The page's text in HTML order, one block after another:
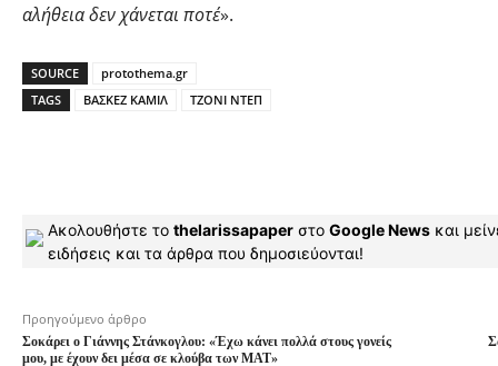
αλήθεια δεν χάνεται ποτέ».
SOURCE
protothema.gr
TAGS
ΒΑΣΚΕΖ ΚΑΜΙΛ ΤΖΟΝΙ ΝΤΕΠ
Ακολουθήστε το thelarissapaper στο Google News και
ειδήσεις και τα άρθρα που δημοσιεύονται!
Προηγούμενο άρθρο
Σοκάρει ο Γιάννης Στάνκογλου: «Έχω κάνει πολλά στους γονείς
μου, με έχουν δει μέσα σε κλούβα των ΜΑΤ»